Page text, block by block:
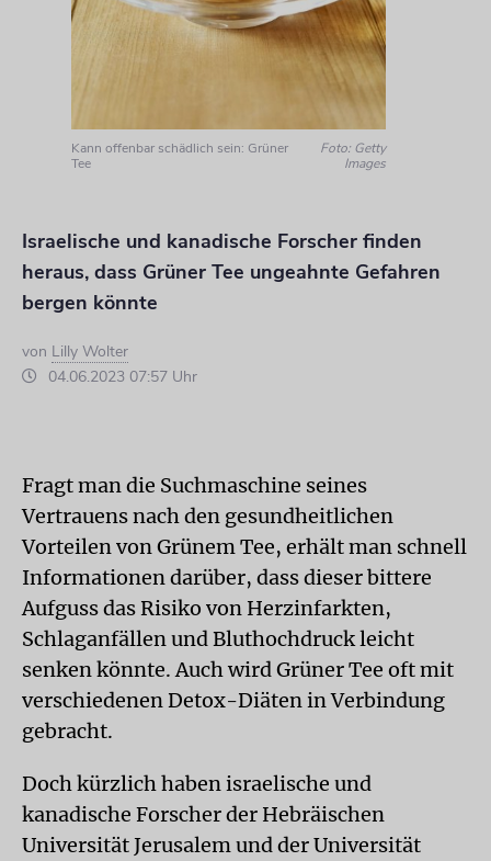
Kann offenbar schädlich sein: Grüner
Tee
Foto: Getty
Images
Israelische und kanadische Forscher finden
heraus, dass Grüner Tee ungeahnte Gefahren
bergen könnte
von Lilly Wolter
04.06.2023 07:57 Uhr
Fragt man die Suchmaschine seines
Vertrauens nach den gesundheitlichen
Vorteilen von Grünem Tee, erhält man schnell
Informationen darüber, dass dieser bittere
Aufguss das Risiko von Herzinfarkten,
Schlaganfällen und Bluthochdruck leicht
senken könnte. Auch wird Grüner Tee oft mit
verschiedenen Detox-Diäten in Verbindung
gebracht.
Doch kürzlich haben israelische und
kanadische Forscher der Hebräischen
Universität Jerusalem und der Universität